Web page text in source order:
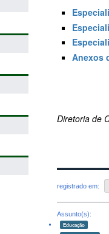
Anexos
Diretoria de
registrado em:
Assunto(s):
Educação